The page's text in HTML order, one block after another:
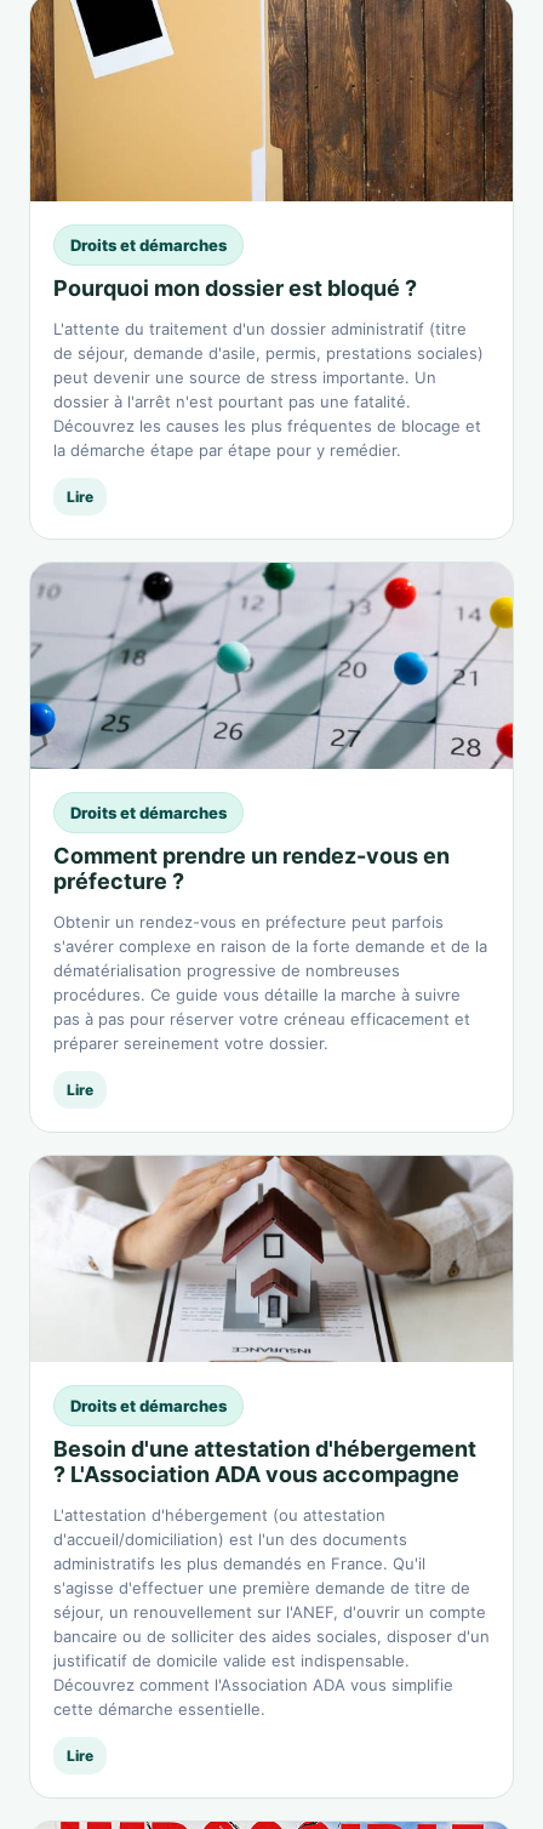
Droits et démarches
Pourquoi mon dossier est bloqué ?
L'attente du traitement d'un dossier administratif (titre
de séjour, demande d'asile, permis, prestations sociales)
peut devenir une source de stress importante. Un
dossier à l'arrêt n'est pourtant pas une fatalité.
Découvrez les causes les plus fréquentes de blocage et
la démarche étape par étape pour y remédier.
Lire
Droits et démarches
Comment prendre un rendez-vous en
préfecture ?
Obtenir un rendez-vous en préfecture peut parfois
s'avérer complexe en raison de la forte demande et de la
dématérialisation progressive de nombreuses
procédures. Ce guide vous détaille la marche à suivre
pas à pas pour réserver votre créneau efficacement et
préparer sereinement votre dossier.
Lire
Droits et démarches
Besoin d'une attestation d'hébergement
? L'Association ADA vous accompagne
L'attestation d'hébergement (ou attestation
d'accueil/domiciliation) est l'un des documents
administratifs les plus demandés en France. Qu'il
s'agisse d'effectuer une première demande de titre de
séjour, un renouvellement sur l'ANEF, d'ouvrir un compte
bancaire ou de solliciter des aides sociales, disposer d'un
justificatif de domicile valide est indispensable.
Découvrez comment l'Association ADA vous simplifie
cette démarche essentielle.
Lire